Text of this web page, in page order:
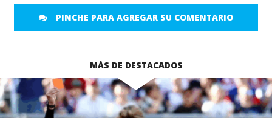
PINCHE PARA AGREGAR SU COMENTARIO
MÁS DE DESTACADOS